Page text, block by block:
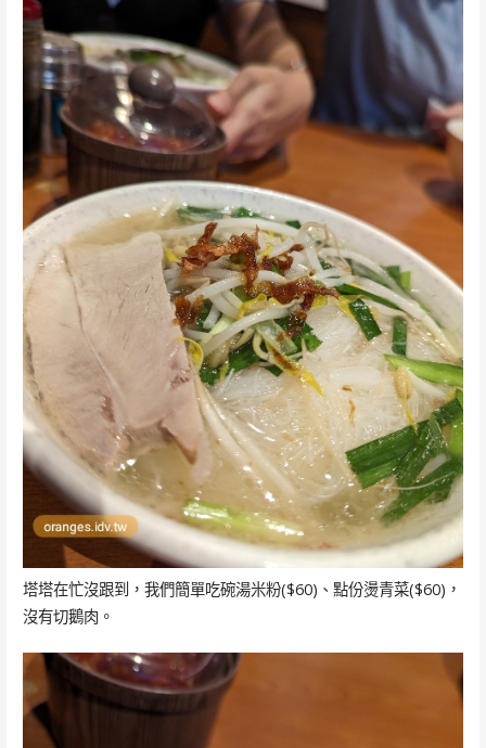
塔塔在忙沒跟到，我們簡單吃碗湯米粉($60)、點份燙青菜($60)，
沒有切鵝肉。